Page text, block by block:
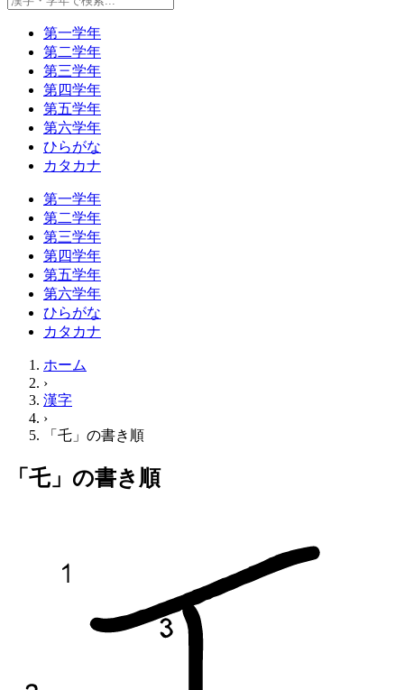
第一学年
第二学年
第三学年
第四学年
第五学年
第六学年
ひらがな
カタカナ
第一学年
第二学年
第三学年
第四学年
第五学年
第六学年
ひらがな
カタカナ
ホーム
›
漢字
›
「乇」の書き順
「乇」の書き順